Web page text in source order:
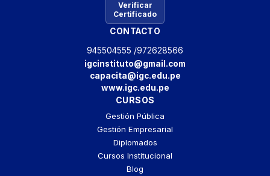
Verificar
Certificado
CONTACTO
945504555 /972628566
igcinstituto@gmail.com
capacita@igc.edu.pe
www.igc.edu.pe
CURSOS
Gestión Pública
Gestión Empresarial
Diplomados
Cursos Institucional
Blog